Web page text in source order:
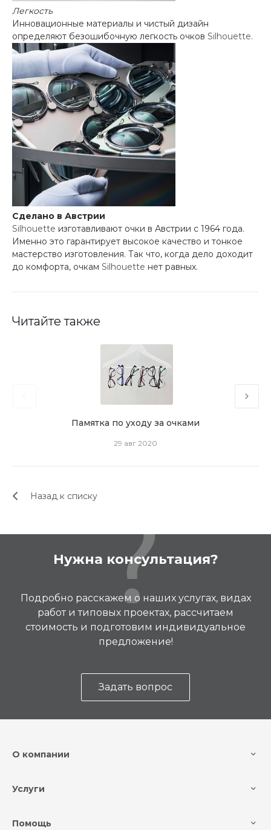
Легкость
Инновационные материалы и чистый дизайн
определяют безошибочную легкость очков Silhouette.
Сделано в Австрии
Silhouette изготавливают очки в Австрии с 1964 года.
Именно это гарантирует высокое качество и тонкое
мастерство изготовления. Так что, когда дело доходит
до комфорта, очкам Silhouette нет равных.
Читайте также
Памятка по уходу за очками
29 авг 2020
Назад к списку
Нужна консультация?
Подробно расскажем о наших услугах, видах
работ и типовых проектах, рассчитаем
стоимость и подготовим индивидуальное
предложение!
Задать вопрос
О компании
Услуги
Помощь